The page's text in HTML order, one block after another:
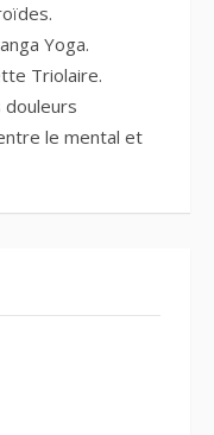
Yoga.
Triolaire.
douleurs
le mental et